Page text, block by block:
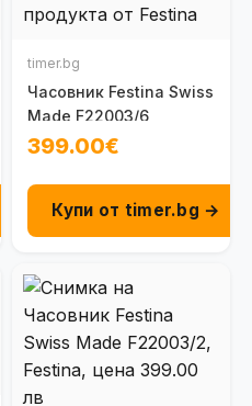
timer.bg
Часовник Festina Swiss
Made F22003/6
399.00€
Купи от timer.bg →